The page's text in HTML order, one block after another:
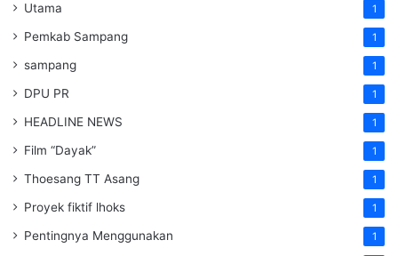
Utama 1
Pemkab Sampang 1
sampang 1
DPU PR 1
HEADLINE NEWS 1
Film “Dayak” 1
Thoesang TT Asang 1
Proyek fiktif lhoks 1
Pentingnya Menggunakan 1